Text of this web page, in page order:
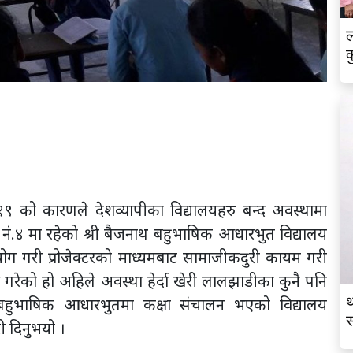
को कारणले देशव्यापीका विद्यालयहरु बन्द अवस्थामा
मा रहेको श्री बैजनाथ बहुभाषिक आधारभुत विद्यालय
गरी प्रोजेक्टरको माध्यमबाट सामाजीकदुरी कायम गरी
गरेको हो अहिले अवस्था हेर्दा खेरी लालझाडीका कुनै पनि
आधारभुतमा कक्षा संचालन भएको विद्यालय
दिनुभयो ।